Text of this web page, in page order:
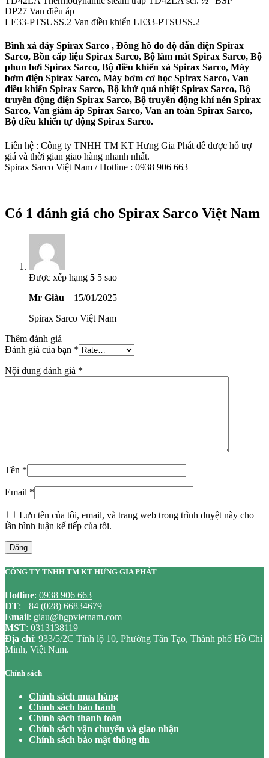
DP27 Van điều áp
LE33-PTSUSS.2 Van điều khiển LE33-PTSUSS.2
Bình xả đáy Spirax Sarco , Đồng hồ đo độ dẫn điện Spirax
Sarco, Bồn cấp liệu Spirax Sarco, Bộ làm mát Spirax Sarco, Bộ
phun hơi Spirax Sarco, Bộ điều khiển xả Spirax Sarco, Máy
bơm điện Spirax Sarco, Máy bơm cơ học Spirax Sarco, Van
điều khiển Spirax Sarco, Bộ khử quá nhiệt Spirax Sarco, Bộ
truyền động điện Spirax Sarco, Bộ truyền động khí nén Spirax
Sarco, Van giảm áp Spirax Sarco, Van an toàn Spirax Sarco,
Bộ điều khiển tự động Spirax Sarco.
Liên hệ : Công ty TNHH TM KT Hưng Gia Phát để được hỗ trợ
giá và thời gian giao hàng nhanh nhất.
Spirax Sarco Việt Nam / Hotline : 0938 906 663
Có 1 đánh giá cho Spirax Sarco Việt Nam
Được xếp hạng 5 5 sao
Mr Giàu – 15/01/2025
Spirax Sarco Việt Nam
Thêm đánh giá
Đánh giá của bạn *
Nội dung đánh giá *
Tên *
Email *
Lưu tên của tôi, email, và trang web trong trình duyệt này cho
lần bình luận kế tiếp của tôi.
Đăng
CÔNG TY TNHH TM KT HƯNG GIA PHÁT
Hotline: 0938 906 663
ĐT: +84 (028) 66834679
Email: giau@hgpvietnam.com
MST: 0313138119
Địa chỉ: 933/5/2C Tỉnh lộ 10, Phường Tân Tạo, Thành phố Hồ Chí
Minh, Việt Nam.
Chính sách
Chính sách mua hàng
Chính sách bảo hành
Chính sách thanh toán
Chính sách vận chuyển và giao nhận
Chính sách bảo mật thông tin